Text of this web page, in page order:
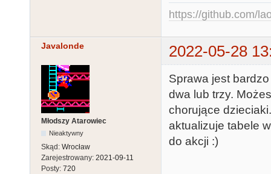
https://github.com/
Javalonde 2022-05-28
Młodszy Atarowiec
Nieaktywny
Skąd: Wrocław
Zarejestrowany: 2021-09-11
Posty: 720
Sprawa jest
dwa lub trzy.
chorujące
aktualizuje tabele
do akcji :)